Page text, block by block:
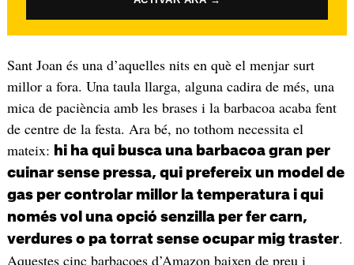
Sant Joan és una d’aquelles nits en què el menjar surt
millor a fora. Una taula llarga, alguna cadira de més, una
mica de paciència amb les brases i la barbacoa acaba fent
de centre de la festa. Ara bé, no tothom necessita el
mateix: hi ha qui busca una barbacoa gran per
cuinar sense pressa, qui prefereix un model de
gas per controlar millor la temperatura i qui
només vol una opció senzilla per fer carn,
verdures o pa torrat sense ocupar mig traster.
Aquestes cinc barbacoes d’Amazon baixen de preu i